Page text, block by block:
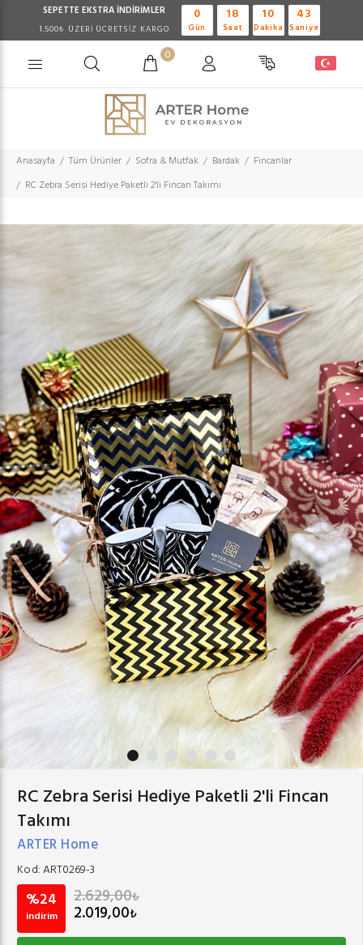
SEPETTE EKSTRA İNDİRİMLER
1.500₺ ÜZERİ ÜCRETSİZ KARGO
0
Gün
18
Saat
10
Dakika
42
Saniye
0
Anasayfa Tüm Ürünler Sofra & Mutfak Bardak
Fincanlar
RC Zebra Serisi Hediye Paketli 2'li Fincan Takımı
RC Zebra Serisi Hediye Paketli 2'li Fincan
Takımı
ARTER Home
Kod:ART0269-3
%24
indirim
2.629,00₺
2.019,00₺